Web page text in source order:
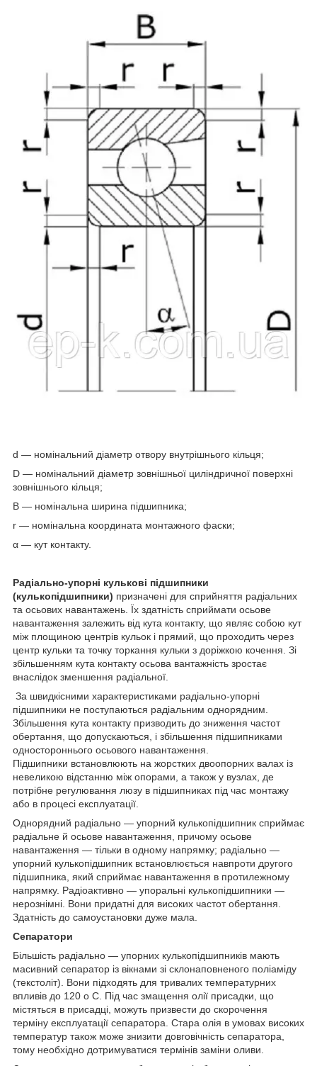
d — номінальний діаметр отвору внутрішнього кільця;
D — номінальний діаметр зовнішньої циліндричної поверхні
зовнішнього кільця;
B — номінальна ширина підшипника;
r — номінальна координата монтажного фаски;
α — кут контакту.
Радіально-упорні кулькові підшипники
(кулькопідшипники) призначені для сприйняття радіальних
та осьових навантажень. Їх здатність сприймати осьове
навантаження залежить від кута контакту, що являє собою кут
між площиною центрів кульок і прямий, що проходить через
центр кульки та точку торкання кульки з доріжкою кочення. Зі
збільшенням кута контакту осьова вантажність зростає
внаслідок зменшення радіальної.
За швидкісними характеристиками радіально-упорні
підшипники не поступаються радіальним однорядним.
Збільшення кута контакту призводить до зниження частот
обертання, що допускаються, і збільшення підшипниками
одностороннього осьового навантаження.
Підшипники встановлюють на жорстких двоопорних валах із
невеликою відстанню між опорами, а також у вузлах, де
потрібне регулювання люзу в підшипниках під час монтажу
або в процесі експлуатації.
Однорядний радіально — упорний кулькопідшипник сприймає
радіальне й осьове навантаження, причому осьове
навантаження — тільки в одному напрямку; радіально —
упорний кулькопідшипник встановлюється навпроти другого
підшипника, який сприймає навантаження в протилежному
напрямку. Радіоактивно — упоральні кулькопідшипники —
нерознімні. Вони придатні для високих частот обертання.
Здатність до самоустановки дуже мала.
Сепаратори
Більшість радіально — упорних кулькопідшипників мають
масивний сепаратор із вікнами зі склонаповненого поліаміду
(текстоліт). Вони підходять для тривалих температурних
впливів до 120 о С. Під час змащення олії присадки, що
містяться в присадці, можуть призвести до скорочення
терміну експлуатації сепаратора. Стара олія в умовах високих
температур також може знизити довговічність сепаратора,
тому необхідно дотримуватися термінів заміни оливи.